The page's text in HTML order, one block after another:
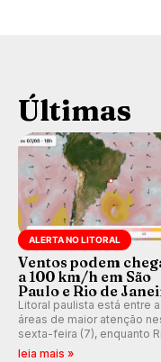
Últimas
ALERTA NO LITORAL
Ventos podem
a 100 km/h em São
Paulo e Rio de
Litoral paulista está entre
áreas de maior atenção
sexta-feira (7), enquanto
de Janeiro também recebe
leia mais »